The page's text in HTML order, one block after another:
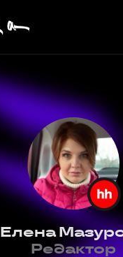
Елена
Редактор